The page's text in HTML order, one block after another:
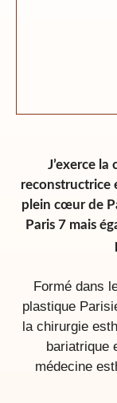
J’exerce
reconstructrice
plein cœur de
Paris 7 mais
Formé dans
plastique
la chirurgie
bariatrique
médecine